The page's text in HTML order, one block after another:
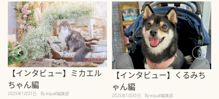
【インタビュー】ミカエル
ちゃん編
2025年1月31日 By equall編集部
【インタビュー】くるみち
ゃん編
2025年1月30日 By equall編集部